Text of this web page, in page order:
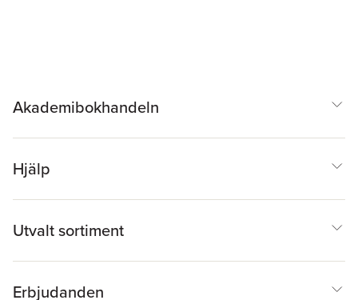
Akademibokhandeln
Hjälp
Utvalt sortiment
Erbjudanden